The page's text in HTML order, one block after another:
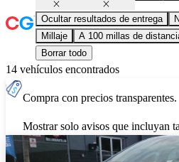
Ocultar resultados de entrega
Millaje
A 100 millas de
Borrar todo
14 vehículos encontrados
Compra con precios transparentes.
Mostrar solo avisos que incluyan